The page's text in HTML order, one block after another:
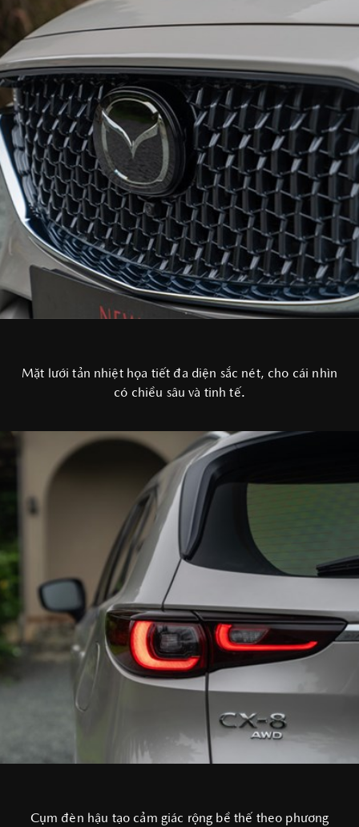
Mặt lưới tản nhiệt họa tiết đa diện sắc nét, cho cái nhìn
có chiều sâu và tinh tế.
Cụm đèn hậu tạo cảm giác rộng bề thế theo phương